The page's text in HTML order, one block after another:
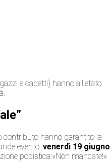
e cadetti) hanno allietato
contributo hanno garantito la
evento:venerdì 19 giugno
podistica:«Non mancate!»